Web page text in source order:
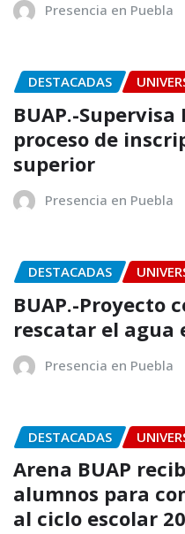
Presencia en Puebla
DESTACADAS
BUAP.-
proceso de
superior
Presencia en Puebla
DESTACADAS
BUAP.-Proyecto
rescatar el agua
Presencia en Puebla
DESTACADAS
Arena BUAP
alumnos para
al ciclo escolar